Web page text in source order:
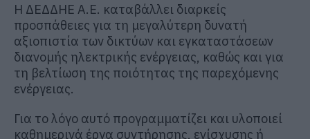
H ΔΕΔΔΗΕ Α.Ε. καταβάλλει διαρκείς
προσπάθειες για τη μεγαλύτερη δυνατή
αξιοπιστία των δικτύων και εγκαταστάσεων
διανομής ηλεκτρικής ενέργειας, καθώς και για
τη βελτίωση της ποιότητας της παρεχόμενης
ενέργειας.
Για το λόγο αυτό προγραμματίζει και υλοποιεί
καθημερινά έργα συντήρησης, ενίσχυσης ή